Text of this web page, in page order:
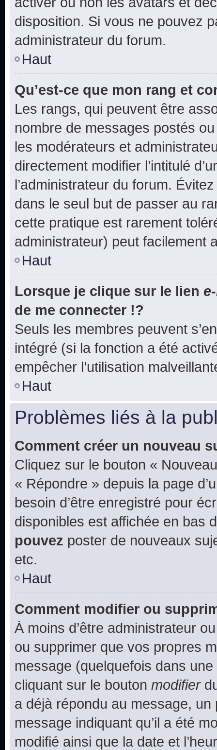
disposition. Si vous ne pouvez
administrateur du forum.
Haut
Qu’est-ce que mon rang et
Les rangs, qui peuvent être
nombre de messages postés
les modérateurs et
directement modifier l’intitulé
l’administrateur du forum.
dans le seul but de passer au
cette pratique est rarement
administrateur) peut facilement
Haut
Lorsque je clique sur le lien
de me connecter !?
Seuls les membres peuvent
intégré (si la fonction a été
empêcher l’utilisation
Haut
Problèmes liés à la
Comment créer un nouveau
Cliquez sur le bouton «
« Répondre » depuis la page
besoin d’être enregistré pour
disponibles est affichée en bas
pouvez poster de nouveaux
etc.
Haut
Comment modifier ou
À moins d’être administrateur
ou supprimer que vos propres
message (quelquefois dans
cliquant sur le bouton modifier
a déjà répondu au message, un
message indiquant qu’il a été
modifié ainsi que la date et